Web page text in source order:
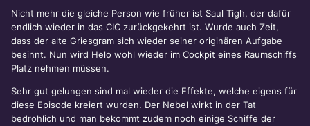
Nicht mehr die gleiche Person wie früher ist Saul Tigh, der dafür
endlich wieder in das CIC zurückgekehrt ist. Wurde auch Zeit,
dass der alte Griesgram sich wieder seiner originären Aufgabe
besinnt. Nun wird Helo wohl wieder im Cockpit eines Raumschiffs
Platz nehmen müssen.
Sehr gut gelungen sind mal wieder die Effekte, welche eigens für
diese Episode kreiert wurden. Der Nebel wirkt in der Tat
bedrohlich und man bekommt zudem noch einige Schiffe der